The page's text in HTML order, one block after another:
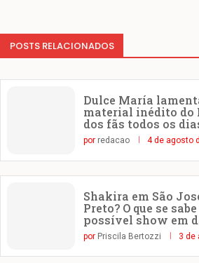
POSTS RELACIONADOS
Dulce María
material inédito do
dos fãs todos os
por redacao 4 de agosto
Shakira em São
Preto? O que se
possível show em
por Priscila Bertozzi 3 de